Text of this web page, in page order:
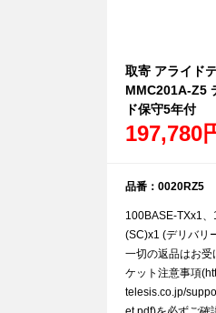
取寄 アライド
MMC201A-Z5
ド保守5年付
197,780
品番：0020RZ5
100BASE-TXx1
(SC)x1 (デリバリ
一切の返品はお受
ケット注意事項
telesis.co.jp/